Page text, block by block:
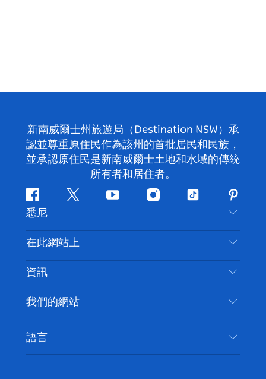
新南威爾士州旅遊局（Destination NSW）承
認並尊重原住民作為該州的首批居民和民族，
並承認原住民是新南威爾士土地和水域的傳統
所有者和居住者。
Facebook嘰
喳
喳
Youtube Instagram
抖
悉尼
聯絡我們
免責聲明
隱私
Cookie 通知
在此網站上
目的地
要做的事情
新南威爾斯州公路旅行
活動
住宿
資訊
旅行資訊
無障礙悉尼
列出您的業務
我們的網站
語言